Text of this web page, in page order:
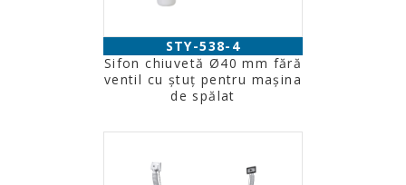
STY-538-4
Sifon chiuvetă Ø40 mm fără
ventil cu ştuţ pentru maşina
de spălat